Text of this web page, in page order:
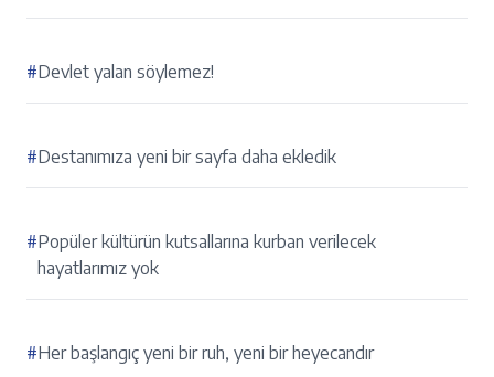
#Devlet yalan söylemez!
#Destanımıza yeni bir sayfa daha ekledik
#Popüler kültürün kutsallarına kurban verilecek
hayatlarımız yok
#Her başlangıç yeni bir ruh, yeni bir heyecandır